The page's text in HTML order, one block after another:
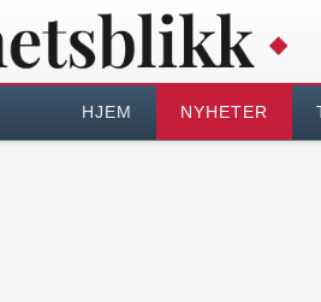
HJEM NYHETER